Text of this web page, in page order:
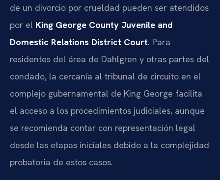
de un divorcio por crueldad pueden ser atendidos
por el King George County Juvenile and
Domestic Relations District Court. Para
residentes del área de Dahlgren y otras partes del
condado, la cercanía al tribunal de circuito en el
complejo gubernamental de King George facilita
el acceso a los procedimientos judiciales, aunque
se recomienda contar con representación legal
desde las etapas iniciales debido a la complejidad
probatoria de estos casos.